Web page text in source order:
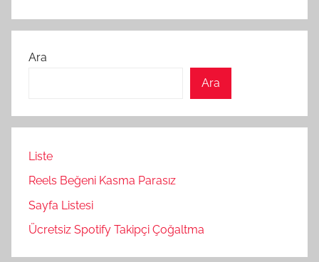
Ara
Ara
Liste
Reels Beğeni Kasma Parasız
Sayfa Listesi
Ücretsiz Spotify Takipçi Çoğaltma